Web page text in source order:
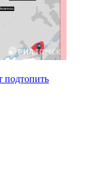
подтопить